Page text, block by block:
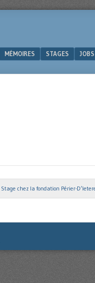
MÉMOIRES STAGES JOBS
Stage chez la fondation Périer-